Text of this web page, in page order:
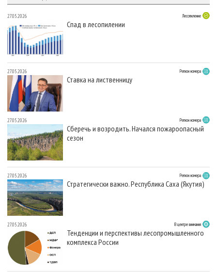
27.05.2026 Лесопиление
Спад в лесопилении
27.05.2026 Регион номера
Ставка на лиственницу
27.05.2026 Регион номера
Сберечь и возродить. Начался пожароопасный
сезон
27.05.2026 Регион номера
Стратегически важно. Республика Саха (Якутия)
27.05.2026 В центре внимания
Тенденции и перспективы лесопромышленного
комплекса России